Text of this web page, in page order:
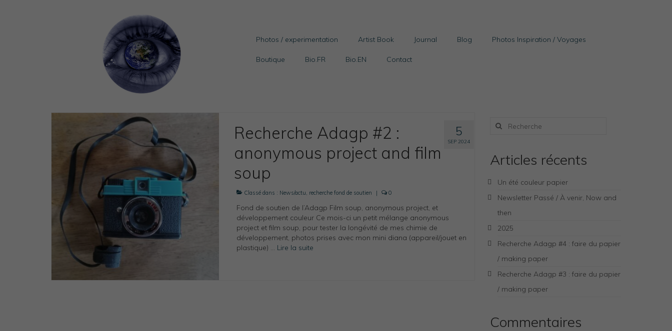
Photos / experimentation Artist Book Journal Blog Photos Inspiration / Voyages
Boutique Bio.FR Bio.EN Contact
5
SEP 2024
Recherche Adagp #2 :
anonymous project and film
soup
Classé dans : News/actu, recherche fond de soutien | 0
Fond de soutien de l’Adagp Film soup, anonymous project, et
développement couleur Ce mois-ci un petit mélange anonymous
project et film soup, pour tester la longévité de mes chimie de
développement, photos prises avec mon mini diana (appareil/jouet en
plastique) … Lire la suite­­
Rechercher
Articles récents
Un été couleur papier
Newsletter Passé / À venir, Now and
then
2025
Recherche Adagp #4 : faire du papier
/ making paper
Recherche Adagp #3 : faire du papier
/ making paper
Commentaires